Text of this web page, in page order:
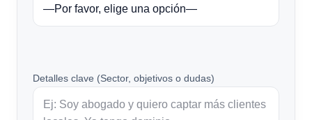
Detalles clave (Sector, objetivos o dudas)